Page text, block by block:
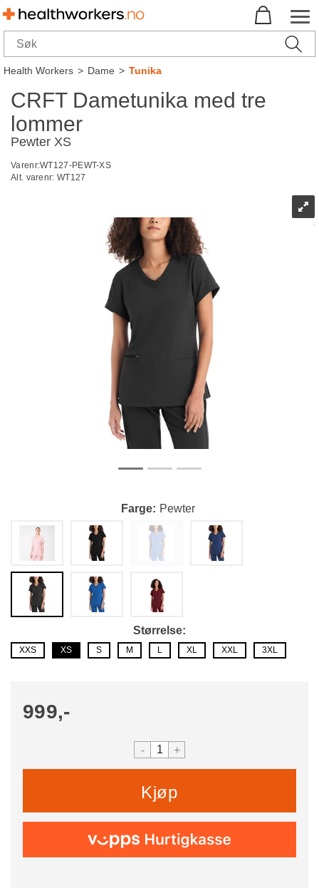
Health Workers>Dame>Tunika
CRFT Dametunika med tre
lommer
Pewter XS
Varenr:WT127-PEWT-XS
Alt. varenr: WT127
Farge Pewter
Størrelse
XXS XS S M L XL XXL 3XL
999,-
- +
Kjøp